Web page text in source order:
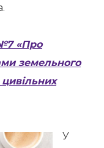
«Про
земельного
У